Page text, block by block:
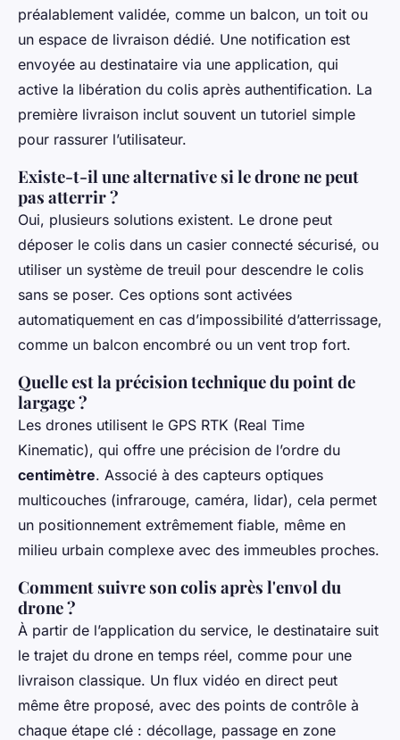
préalablement validée, comme un balcon, un toit ou
un espace de livraison dédié. Une notification est
envoyée au destinataire via une application, qui
active la libération du colis après authentification. La
première livraison inclut souvent un tutoriel simple
pour rassurer l’utilisateur.
Existe-t-il une alternative si le drone ne peut
pas atterrir ?
Oui, plusieurs solutions existent. Le drone peut
déposer le colis dans un casier connecté sécurisé, ou
utiliser un système de treuil pour descendre le colis
sans se poser. Ces options sont activées
automatiquement en cas d’impossibilité d’atterrissage,
comme un balcon encombré ou un vent trop fort.
Quelle est la précision technique du point de
largage ?
Les drones utilisent le GPS RTK (Real Time
Kinematic), qui offre une précision de l’ordre du
centimètre. Associé à des capteurs optiques
multicouches (infrarouge, caméra, lidar), cela permet
un positionnement extrêmement fiable, même en
milieu urbain complexe avec des immeubles proches.
Comment suivre son colis après l'envol du
drone ?
À partir de l’application du service, le destinataire suit
le trajet du drone en temps réel, comme pour une
livraison classique. Un flux vidéo en direct peut
même être proposé, avec des points de contrôle à
chaque étape clé : décollage, passage en zone